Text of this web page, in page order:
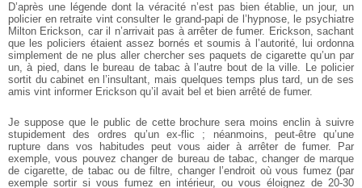
D’après une légende dont la véracité n’est pas bien établie, un jour, un
policier en retraite vint consulter le grand-papi de l’hypnose, le psychiatre
Milton Erickson, car il n’arrivait pas à arrêter de fumer. Erickson, sachant
que les policiers étaient assez bornés et soumis à l’autorité, lui ordonna
simplement de ne plus aller chercher ses paquets de cigarette qu’un par
un, à pied, dans le bureau de tabac à l’autre bout de la ville. Le policier
sortit du cabinet en l’insultant, mais quelques temps plus tard, un de ses
amis vint informer Erickson qu’il avait bel et bien arrêté de fumer.
Je suppose que le public de cette brochure sera moins enclin à suivre
stupidement des ordres qu’un ex-flic ; néanmoins, peut-être qu’une
rupture dans vos habitudes peut vous aider à arrêter de fumer. Par
exemple, vous pouvez changer de bureau de tabac, changer de marque
de cigarette, de tabac ou de filtre, changer l’endroit où vous fumez (par
exemple sortir si vous fumez en intérieur, ou vous éloignez de 20-30